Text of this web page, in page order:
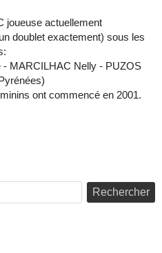
joueuse actuellement
doublet exactement) sous les
- MARCILHAC Nelly - PUZOS
ont commencé en 2001.
Rechercher